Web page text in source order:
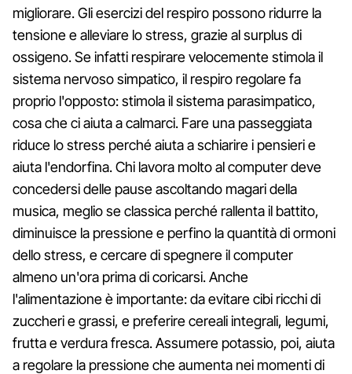
migliorare. Gli esercizi del respiro possono ridurre la
tensione e alleviare lo stress, grazie al surplus di
ossigeno. Se infatti respirare velocemente stimola il
sistema nervoso simpatico, il respiro regolare fa
proprio l'opposto: stimola il sistema parasimpatico,
cosa che ci aiuta a calmarci. Fare una passeggiata
riduce lo stress perché aiuta a schiarire i pensieri e
aiuta l'endorfina. Chi lavora molto al computer deve
concedersi delle pause ascoltando magari della
musica, meglio se classica perché rallenta il battito,
diminuisce la pressione e perfino la quantità di ormoni
dello stress, e cercare di spegnere il computer
almeno un'ora prima di coricarsi. Anche
l'alimentazione è importante: da evitare cibi ricchi di
zuccheri e grassi, e preferire cereali integrali, legumi,
frutta e verdura fresca. Assumere potassio, poi, aiuta
a regolare la pressione che aumenta nei momenti di